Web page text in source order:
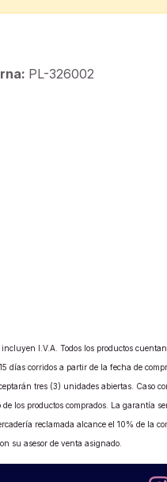
PL-326002
I.V.A. Todos los productos
días corridos a partir de la fecha de
tres (3) unidades abiertas. Caso
de los productos comprados. La garantía
reclamada alcance el 10% de la
su asesor de venta asignado.